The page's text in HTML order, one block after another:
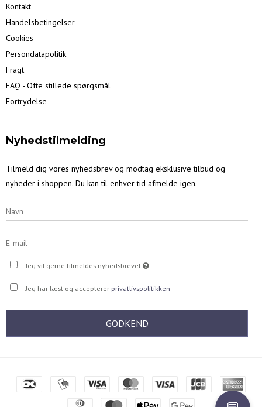
Kontakt
Handelsbetingelser
Cookies
Persondatapolitik
Fragt
FAQ - Ofte stillede spørgsmål
Fortrydelse
Nyhedstilmelding
Tilmeld dig vores nyhedsbrev og modtag eksklusive tilbud og
nyheder i shoppen. Du kan til enhver tid afmelde igen.
Jeg vil gerne tilmeldes nyhedsbrevet
Jeg har læst og accepterer privatlivspolitikken
GODKEND